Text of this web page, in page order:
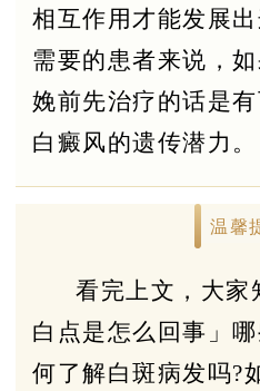
相互作用才能发展
需要的患者来说，
娩前先治疗的话是
白癜风的遗传潜力。
温馨
看完上文，大家
白点是怎么回事」
何了解白斑病发吗?